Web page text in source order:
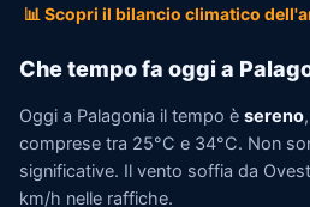
📊 Scopri il bilancio climatico
Che tempo fa oggi a
Oggi a Palagonia il tempo è sereno
comprese tra 25°C e 34°C. Non
significative. Il vento soffia da
km/h nelle raffiche.